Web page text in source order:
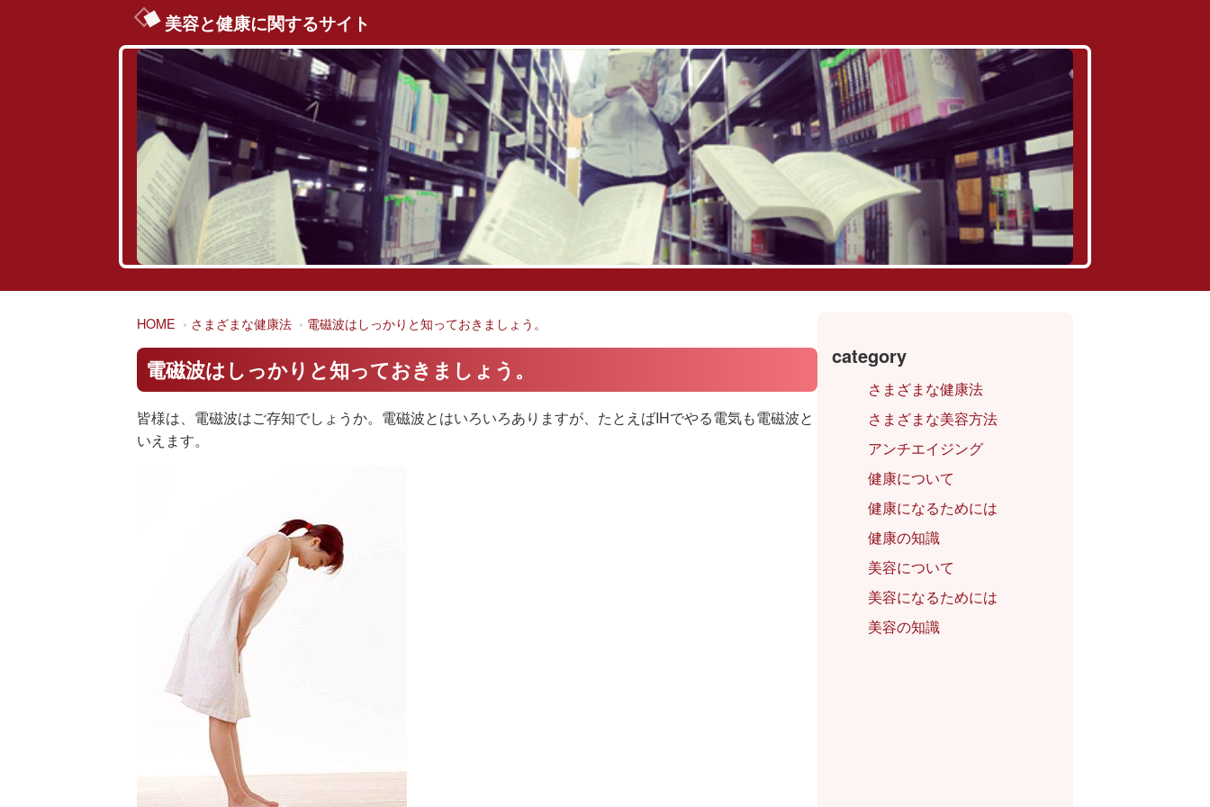
美容と健康に関するサイト
HOME さまざまな健康法 電磁波はしっかりと知っておきましょう。
電磁波はしっかりと知っておきましょう。
皆様は、電磁波はご存知でしょうか。電磁波とはいろいろありますが、たとえばIHでやる電気も電磁波と
いえます。
category
さまざまな健康法
さまざまな美容方法
アンチエイジング
健康について
健康になるためには
健康の知識
美容について
美容になるためには
美容の知識